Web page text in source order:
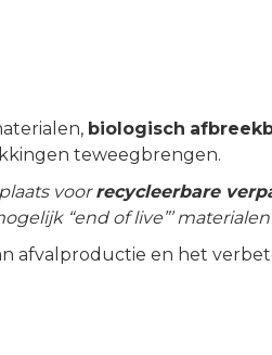
biologisch
teweegbrengen.
voorrecycleerbare
“end of live”’
afvalproductie en het